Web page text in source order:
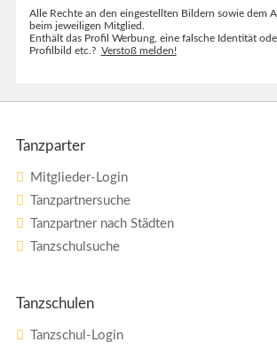
Alle Rechte an den eingestellten Bildern sowie dem
beim jeweiligen Mitglied.
Enthält das Profil Werbung, eine falsche Identität
Profilbild etc.? Verstoß melden!
Tanzparter
Mitglieder-Login
Tanzpartnersuche
Tanzpartner nach Städten
Tanzschulsuche
Tanzschulen
Tanzschul-Login